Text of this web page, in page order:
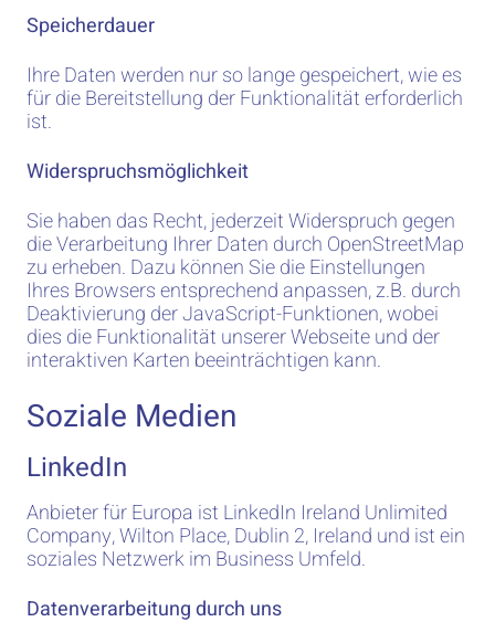
Speicherdauer
Ihre Daten werden nur so lange gespeichert, wie es
für die Bereitstellung der Funktionalität erforderlich
ist.
Widerspruchsmöglichkeit
Sie haben das Recht, jederzeit Widerspruch gegen
die Verarbeitung Ihrer Daten durch OpenStreetMap
zu erheben. Dazu können Sie die Einstellungen
Ihres Browsers entsprechend anpassen, z.B. durch
Deaktivierung der JavaScript-Funktionen, wobei
dies die Funktionalität unserer Webseite und der
interaktiven Karten beeinträchtigen kann.
Soziale Medien
LinkedIn
Anbieter für Europa ist LinkedIn Ireland Unlimited
Company, Wilton Place, Dublin 2, Ireland und ist ein
soziales Netzwerk im Business Umfeld.
Datenverarbeitung durch uns